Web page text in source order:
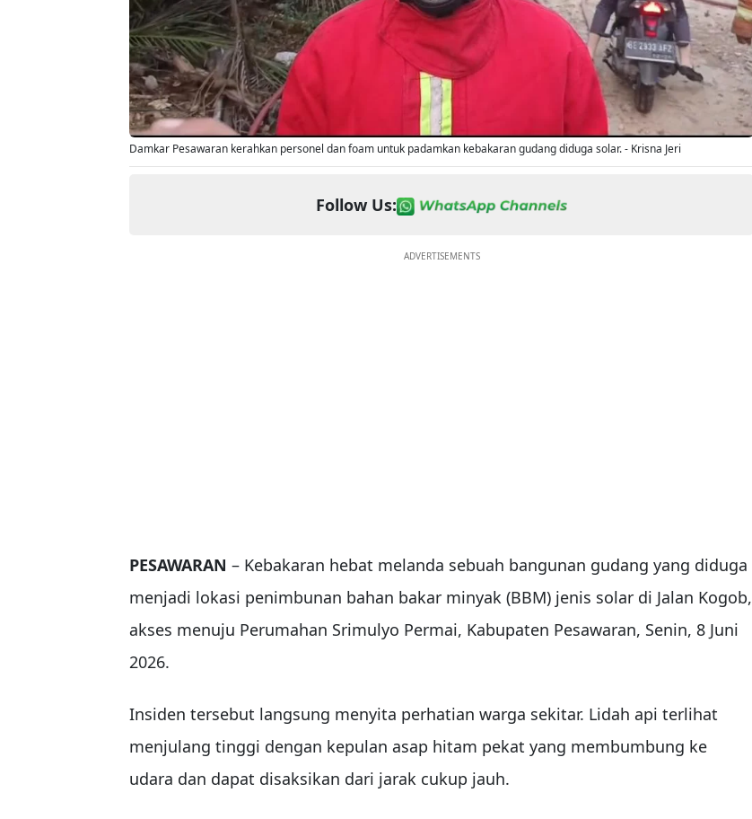
Damkar Pesawaran kerahkan personel dan foam untuk padamkan kebakaran gudang diduga solar. - Krisna Jeri
Follow Us:
ADVERTISEMENTS
PESAWARAN – Kebakaran hebat melanda sebuah bangunan gudang yang diduga
menjadi lokasi penimbunan bahan bakar minyak (BBM) jenis solar di Jalan Kogob,
akses menuju Perumahan Srimulyo Permai, Kabupaten Pesawaran, Senin, 8 Juni
2026.
Insiden tersebut langsung menyita perhatian warga sekitar. Lidah api terlihat
menjulang tinggi dengan kepulan asap hitam pekat yang membumbung ke
udara dan dapat disaksikan dari jarak cukup jauh.